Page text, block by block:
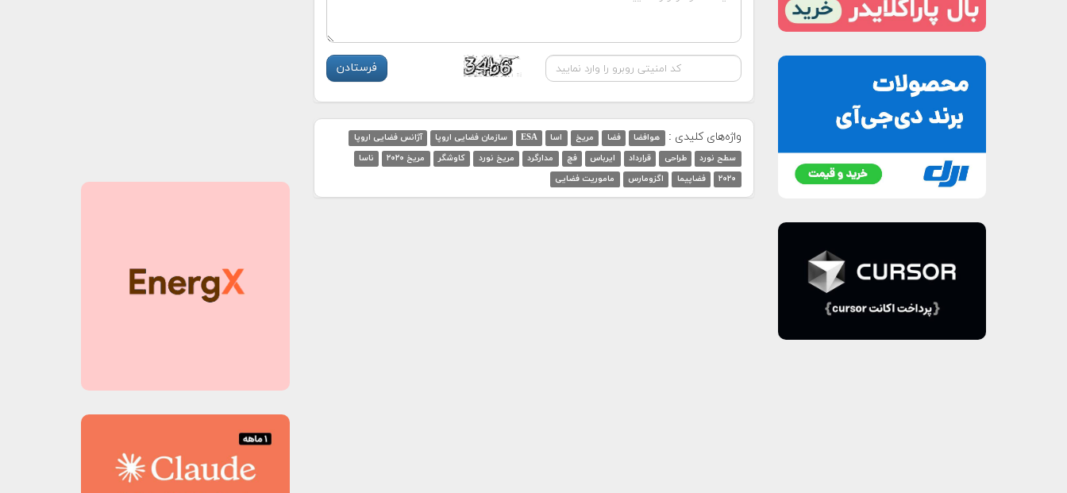
واژه‌های کلیدی : هوافضا فضا مریخ اسا ESA سازمان فضایی اروپا
آژانس فضایی اروپا
سطح نورد
طراحی قرارداد ایرباس فچ مدارگرد مریخ نورد کاوشگر مریخ ۲۰۲۰
ناسا
۲۰۲۰
فضاپیما اگزومارس ماموریت فضایی